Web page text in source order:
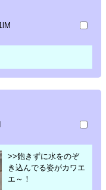
>>飽きずに水をのぞ
き込んでる姿がカワエ
エ～！